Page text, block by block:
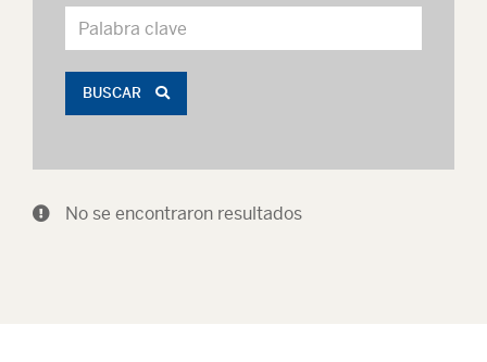
BUSCAR
No se encontraron resultados